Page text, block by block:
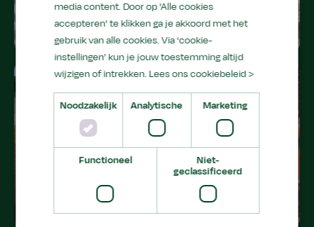
media content. Door op 'Alle cookies
accepteren' te klikken ga je akkoord met het
gebruik van alle cookies. Via ‘cookie-
instellingen’ kun je jouw toestemming altijd
wijzigen of intrekken. Lees ons cookiebeleid >
Noodzakelijk Analytische Marketing
Functioneel
Niet-
geclassificeerd